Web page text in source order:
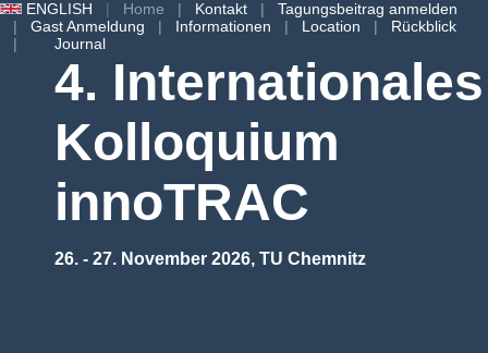
ENGLISH Home Kontakt
Tagungsbeitrag anmelden
Gast Anmeldung
Informationen Location
Rückblick
Journal
4. Internationales
Kolloquium
innoTRAC
26. - 27. November 2026, TU Chemnitz